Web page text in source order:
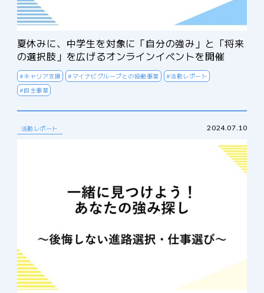
夏休みに、中学生を対象に「自分の強み」と「将来
の選択肢」を広げるオンラインイベントを開催
#キャリア支援 #マイナビグループとの協働事業
#活動レポート
#自主事業
活動レポート 2024.07.10